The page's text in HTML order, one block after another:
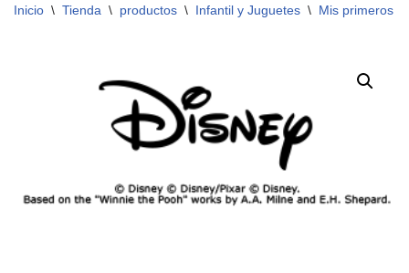
Inicio \ Tienda \ productos \ Infantil y Juguetes \ Mis primeros